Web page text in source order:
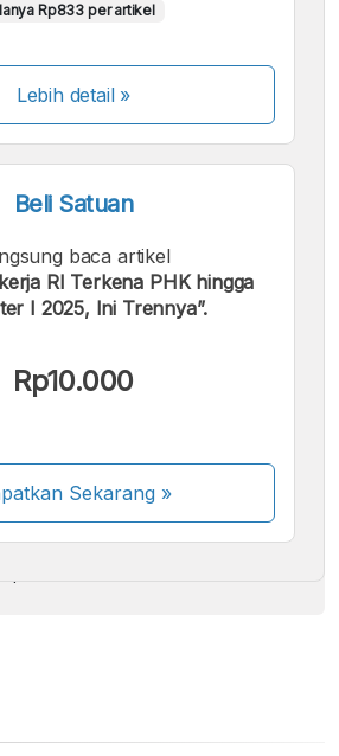
Rp833 per artikel
Lebih detail »
Beli Satuan
baca artikel
RI Terkena PHK hingga
I 2025, Ini Trennya”.
Rp10.000
Sekarang»
pembayaran berikut:
pembayaran masih dalam